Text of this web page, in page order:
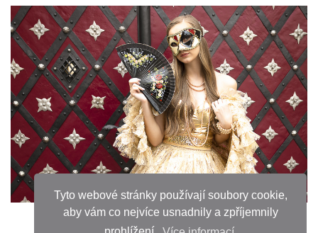
Tyto webové stránky používají soubory cookie,
aby vám co nejvíce usnadnily a zpříjemnily